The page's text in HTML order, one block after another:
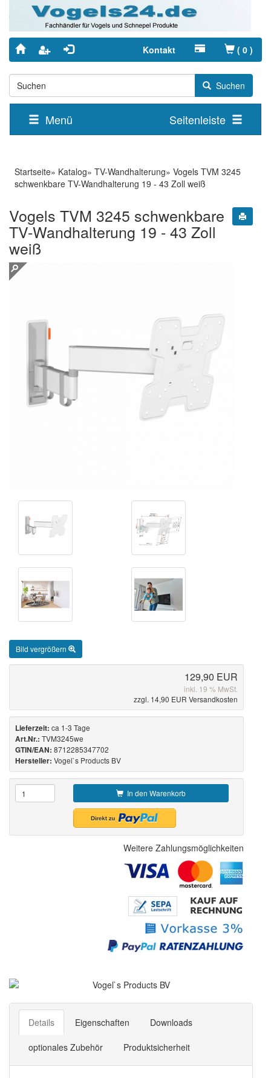
Kontakt ( 0 )
Suchen
Menü Seitenleiste
Startseite» Katalog» TV-Wandhalterung» Vogels TVM 3245
schwenkbare TV-Wandhalterung 19 - 43 Zoll weiß
Vogels TVM 3245 schwenkbare
TV-Wandhalterung 19 - 43 Zoll
weiß
Bild vergrößern
129,90 EUR
inkl. 19 % MwSt.
zzgl. 14,90 EUR Versandkosten
Lieferzeit: ca 1-3 Tage
Art.Nr.: TVM3245we
GTIN/EAN: 8712285347702
Hersteller: Vogel`s Products BV
In den Warenkorb
Weitere Zahlungsmöglichkeiten
Details Eigenschaften Downloads
optionales Zubehör Produktsicherheit